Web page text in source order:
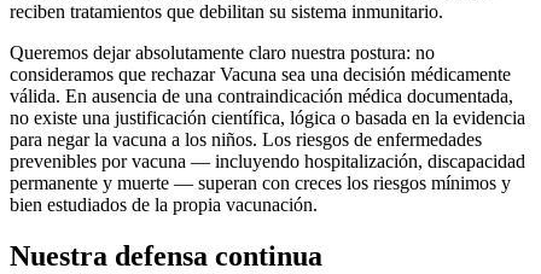
reciben tratamientos que debilitan su sistema inmunitario.
Queremos dejar absolutamente claro nuestra postura: no
consideramos que rechazar Vacuna sea una decisión médicamente
válida. En ausencia de una contraindicación médica documentada,
no existe una justificación científica, lógica o basada en la evidencia
para negar la vacuna a los niños. Los riesgos de enfermedades
prevenibles por vacuna — incluyendo hospitalización, discapacidad
permanente y muerte — superan con creces los riesgos mínimos y
bien estudiados de la propia vacunación.
Nuestra defensa continua